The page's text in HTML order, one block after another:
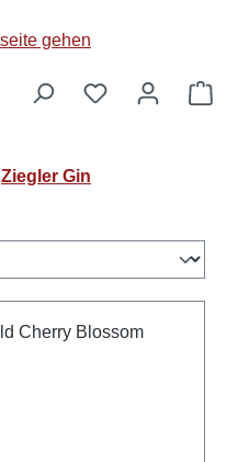
Ziegler Gin